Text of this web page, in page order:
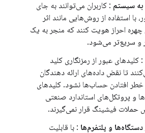
به سیستم : کاربران می‌توانند به جای
با استفاده از روش‌هایی مانند اثر
احراز هویت کنند که منجر به یک
و سریع‌تر می‌شود.
: کلیدهای عبور از رمزنگاری کلید
تا نقض داده‌های ارائه دهندگان
افتادن حساب‌ها نشود. کلیدهای
عبور مبتنی بر APIها و پروتکل‌های استاندارد صنعتی
فیشینگ قرار نمی‌گیرند.
و پلتفرم‌ها : با قابلیت